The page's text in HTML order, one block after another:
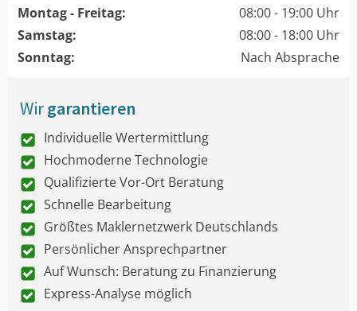
Montag - Freitag:
08:00 - 19:00 Uhr
Samstag:
08:00 - 18:00 Uhr
Sonntag:
Nach Absprache
Wirgarantieren
Individuelle Wertermittlung
Hochmoderne Technologie
Qualifizierte Vor-Ort Beratung
Schnelle Bearbeitung
Größtes Maklernetzwerk Deutschlands
Persönlicher Ansprechpartner
Auf Wunsch: Beratung zu Finanzierung
Express-Analyse möglich